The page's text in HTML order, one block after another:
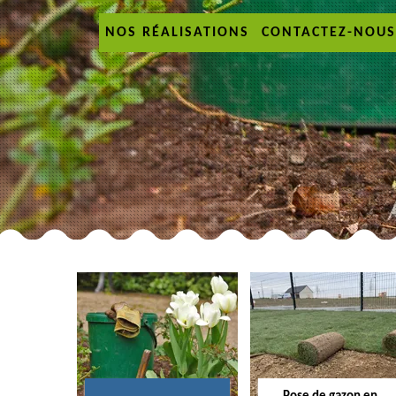
NOS RÉALISATIONS CONTACTEZ-